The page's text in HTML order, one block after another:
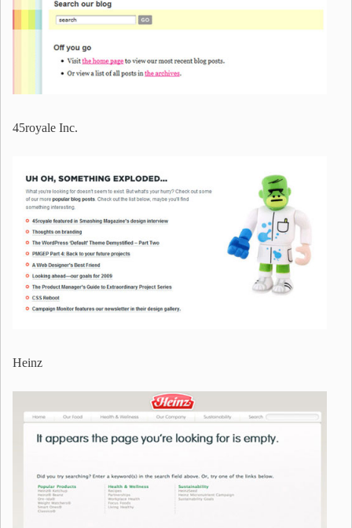
45royale Inc.
Heinz